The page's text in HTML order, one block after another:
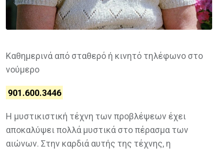
Καθημερινά από σταθερό ή κινητό τηλέφωνο στο
νούμερο
901.600.3446
Η μυστικιστική τέχνη των προβλέψεων έχει
αποκαλύψει πολλά μυστικά στο πέρασμα των
αιώνων. Στην καρδιά αυτής της τέχνης, η